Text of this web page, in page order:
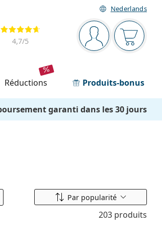
Nederlands
Barre de navigation
Vous êtesVotre
4,7/5
réductions Produits-bonus
garanti dans les 30 jours
Classer par
Par popularité
203 produits